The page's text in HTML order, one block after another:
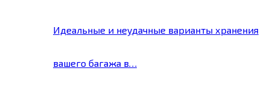
Идеальные и неудачные варианты хранения
вашего багажа в…